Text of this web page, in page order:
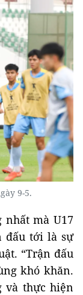
9-5.
nhất mà U17
đấu tới là sự
“Trận đấu
khó khăn.
và thực hiện